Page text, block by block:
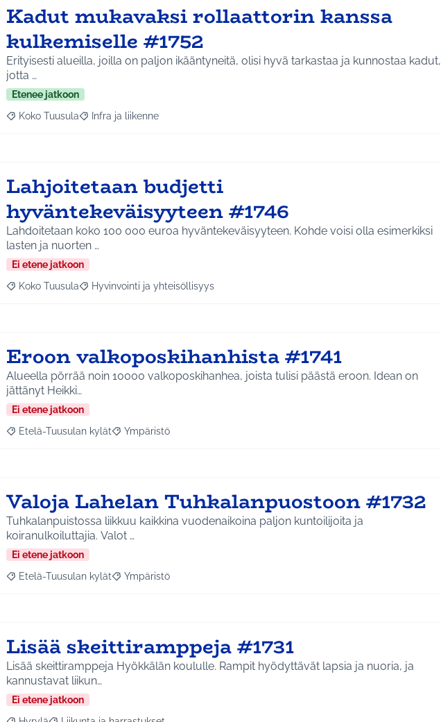
Kadut mukavaksi rollaattorin kanssa
kulkemiselle #1752
Erityisesti alueilla, joilla on paljon ikääntyneitä, olisi hyvä tarkastaa ja kunnostaa kadut,
jotta …
Etenee jatkoon
Rajaa tulokset aihepiirin mukaan: Koko Tuusula
Koko Tuusula Rajaa tulokset teeman mukaan: Infra ja liikenne
Infra ja liikenne
Lahjoitetaan budjetti
hyväntekeväisyyteen #1746
Lahdoitetaan koko 100 000 euroa hyväntekeväisyyteen. Kohde voisi olla esimerkiksi
lasten ja nuorten …
Ei etene jatkoon
Rajaa tulokset aihepiirin mukaan: Koko Tuusula
Koko Tuusula Rajaa tulokset teeman mukaan: Hyvinvointi ja yhteisöllisyys
Hyvinvointi ja yhteisöllisyys
Eroon valkoposkihanhista #1741
Alueella pörrää noin 10000 valkoposkihanhea, joista tulisi päästä eroon. Idean on
jättänyt Heikki…
Ei etene jatkoon
Rajaa tulokset aihepiirin mukaan: Etelä-Tuusulan kylät
Etelä-Tuusulan kylät Rajaa tulokset teeman mukaan: Ympäristö
Ympäristö
Valoja Lahelan Tuhkalanpuostoon #1732
Tuhkalanpuistossa liikkuu kaikkina vuodenaikoina paljon kuntoilijoita ja
koiranulkoiluttajia. Valot …
Ei etene jatkoon
Rajaa tulokset aihepiirin mukaan: Etelä-Tuusulan kylät
Etelä-Tuusulan kylät Rajaa tulokset teeman mukaan: Ympäristö
Ympäristö
Lisää skeittiramppeja #1731
Lisää skeittiramppeja Hyökkälän koululle. Rampit hyödyttävät lapsia ja nuoria, ja
kannustavat liikun…
Ei etene jatkoon